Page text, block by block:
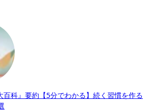
百科』要約【5分でわかる】続く習慣を作る